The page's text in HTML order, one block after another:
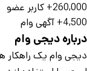
260,000+
کاربر عضو
4,500+
آگهی وام
درباره دیجی وام
دیجی وام یک راهکار